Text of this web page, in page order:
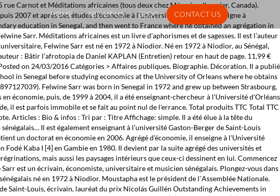
HOME ABOUT US BLOG CONTACT US
de Saint-Louis, puis à … Il dirige en 2017, avec Achille Mbembe, l’ouvrage Écrire l’Afrique-Monde (Jimsaan-Philippe Rey), réunissant les Actes des Ateliers de la pensée de Dakar et de Saint-Louis. Full professor and agregation holder, he teaches at the University Gaston Berger of Saint-Louis since 2007. Felwine Sarr est un universitaire et écrivain sénégalais né le 11 septembre 1972 à Niodior, dans les îles du Saloum. Il a publié Dahij (Gallimard, 2009), 105 rue Carnot et Méditations africaines (tous deux chez Mémoire d'encrier, Canada). Felwine Sarr is a producer, known for Afrique, La pensée en mouvement Part I (2018), Wer wir waren and Kulturzeit (1995). Ajoutez-le à votre liste de souhaits ou abonnez-vous à l'auteur Felwine Sarr - … Il devient par la suite agrégé des universités et professeur titulaire du CAMES. La famille compte 8 enfants dont plusieurs artistes comme la musicienne et poète Ngnima Sarr [2].Il grandit à Strasbourg, Kaolack, Tambacounda et Dakar [5].Après des études primaires et secondaires au Sénégal, il poursuit ses études supérieures … Age, Biography and Wiki. Biographie Spiritualité Archéologie ... Felwine Sarr est écrivain et universitaire. Il y a 1 produit dans votre panier. Revisitons le savoir-f Biographie auteur : Felwine Sarr est un écrivain sénégalais né en 1972. Premier ministre en 1983 et entre 2000 et 2001, il préside depuis 2012 l’Assemblée nationale. Agrégé d'économie, il enseigne à l'Université Gaston Berger de Saint-Louis du Sénégal. Economiste de formation, il obtient en 2006 un doctorat en économie à l’université d’Orléans (France). Felwine Sarr : Livres, Biographie, Livres Audio, Bibliographie... tout savoir sur Felwine Sarr Auprès du fleuve de Saint-Louis du Sénégal, un être pense lentement au fil de l'eau. Né en 1972 au Sénégal, Felwine Sarr est écrivain et universitaire. Sabine Cessou Independent Journalist African politics. He is the former dean of Economics and Management, and he created and headed the Faculty of Civilisations, Religions, Arts and Communication, at the Université Gaston Berger in Saint-Louis, Senegal. 17,00 € Commander Ajouter au panier. La famille compte 8 enfants dont plusieurs artistes comme la musicienne et poète Ngnima Sarr [2]. Du même auteur. Felwine Sarr was born on 11 September, 1972 in Île de Guior, Senegal. Commander. C’est ce même rapport que nous livre aujourd’hui l’universitaire aux éditions Philippe Rey. Felwine SARR Sénégal. Felwine Sarr, né en 1972 à Niodior dans le Sine-Saloum, est un écrivain, économiste, universitaire et musicien sénégalais [1].. Biographie. Plongez-vous dans le livre La saveur des derniers mètres de Felwine Sarr au format Grand Format. Moustapha Niasse (né le 4 novembre 1939 à Keur Madiabel) est un homme politique sénégalais. Biographie: Felwine Sarr est un écrivain sénégalais né en 1972. Il est également enseignant à l’université Gaston-Berger de Saint-Louis (Sénégal). Popular As: N/A: Occupation: N/A: … Learn How rich is He in this year and how He spends money? 0. Also learn how He earned most of networth at the age of 48 years old? Produit ajouté au panier avec succès Quantité. Biographie. Également auteur-compositeur-interprète, il a produit trois oeuvres discographiques : … Né en 1972 à Niodior, Felwine Sarr est un universitaire et écrivain sénégalais. Il est Anne-Marie Bryan Distinguished Professeur d’études Romanes à l’Université de … Il co-organise chaque année les Ateliers de la Pensée à Dakar avec Achille Mbembé. Economiste de formation, il obtient en 2006 un doctorat en économie à l’université d’Orléans (France). Après des études primaires et secondaires au Sénégal, il poursuit ses études supérieures à l'université d'Orléans, où il obtient un doctorat en économie en 2006. Former c